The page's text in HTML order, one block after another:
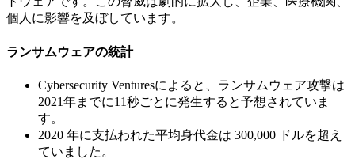
個人に影響を及ぼしています。
ランサムウェアの統計
Cybersecurity Venturesによると、ランサムウェア攻撃は
2021年までに11秒ごとに発生すると予想されていま
す。
2020 年に支払われた平均身代金は 300,000 ドルを超え
ていました。